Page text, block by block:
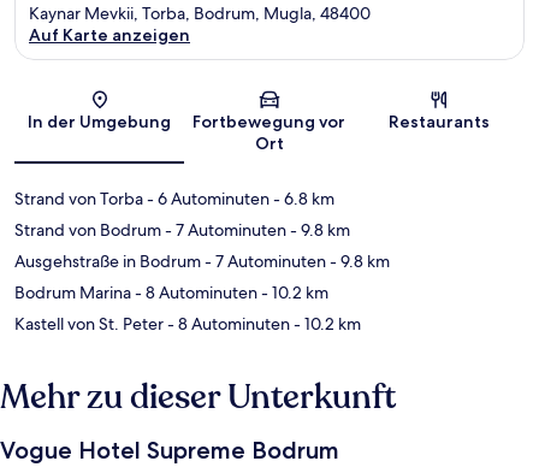
Karte
Kaynar Mevkii, Torba, Bodrum, Mugla, 48400
Auf Karte anzeigen
In der Umgebung
Fortbewegung vor
Ort
Restaurants
Strand von Torba- 6 Autominuten- 6.8 km
Strand von Bodrum- 7 Autominuten- 9.8 km
Ausgehstraße in Bodrum- 7 Autominuten- 9.8 km
Bodrum Marina- 8 Autominuten- 10.2 km
Kastell von St. Peter- 8 Autominuten- 10.2 km
Mehr zu dieser Unterkunft
Vogue Hotel Supreme Bodrum